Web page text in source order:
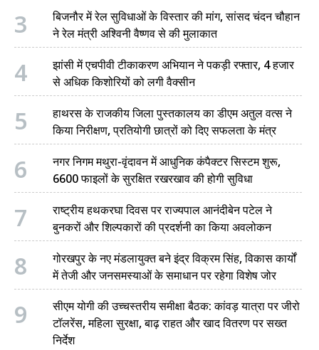
3
बिजनौर में रेल सुविधाओं के विस्तार की मांग, सांसद चंदन चौहान
ने रेल मंत्री अश्विनी वैष्णव से की मुलाकात
4
झांसी में एचपीवी टीकाकरण अभियान ने पकड़ी रफ्तार, 4 हजार
से अधिक किशोरियों को लगी वैक्सीन
5
हाथरस के राजकीय जिला पुस्तकालय का डीएम अतुल वत्स ने
किया निरीक्षण, प्रतियोगी छात्रों को दिए सफलता के मंत्र
6
नगर निगम मथुरा-वृंदावन में आधुनिक कंपैक्टर सिस्टम शुरू,
6600 फाइलों के सुरक्षित रखरखाव की होगी सुविधा
7
राष्ट्रीय हथकरघा दिवस पर राज्यपाल आनंदीबेन पटेल ने
बुनकरों और शिल्पकारों की प्रदर्शनी का किया अवलोकन
8
गोरखपुर के नए मंडलायुक्त बने इंद्र विक्रम सिंह, विकास कार्यों
में तेजी और जनसमस्याओं के समाधान पर रहेगा विशेष जोर
9
सीएम योगी की उच्चस्तरीय समीक्षा बैठक: कांवड़ यात्रा पर जीरो
टॉलरेंस, महिला सुरक्षा, बाढ़ राहत और खाद वितरण पर सख्त
निर्देश